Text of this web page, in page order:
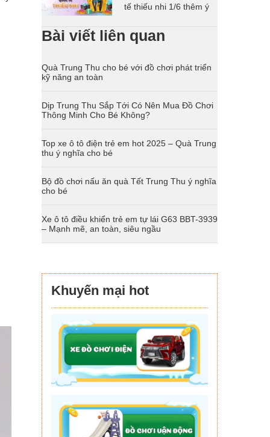
tế thiếu nhi 1/6 thêm ý
Bài viết liên quan
Quà Trung Thu cho bé với đồ chơi phát triển
kỹ năng an toàn
Dịp Trung Thu Sắp Tới Có Nên Mua Đồ Chơi
Thông Minh Cho Bé Không?
Top xe ô tô điện trẻ em hot 2025 – Quà Trung
thu ý nghĩa cho bé
Bộ đồ chơi nấu ăn quà Tết Trung Thu ý nghĩa
cho bé
Xe ô tô điều khiển trẻ em tự lái G63 BBT-3939
– Mạnh mẽ, an toàn, siêu ngầu
Khuyến mại hot